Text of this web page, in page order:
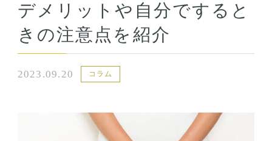
デメリットや自分ですると
きの注意点を紹介
2023.09.20 コラム